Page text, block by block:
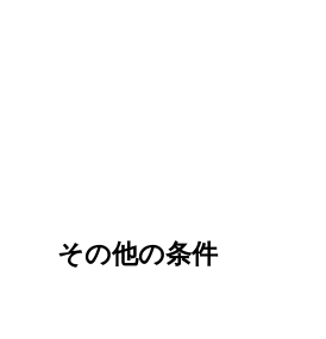
その他の条件